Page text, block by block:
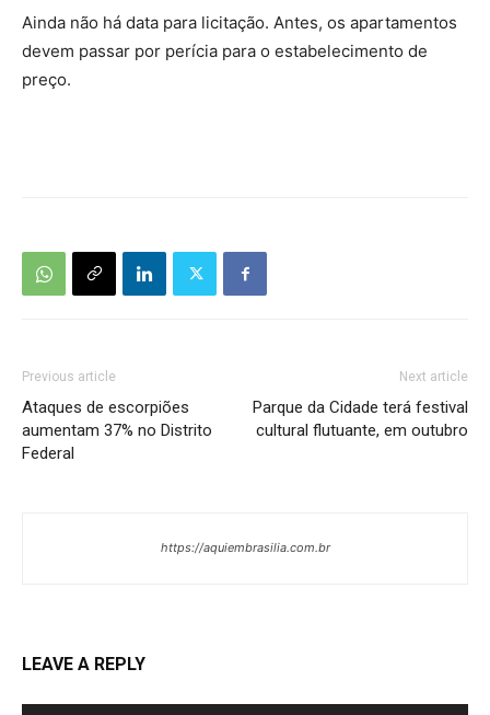
Ainda não há data para licitação. Antes, os apartamentos
devem passar por perícia para o estabelecimento de
preço.
Previous article
Ataques de escorpiões
aumentam 37% no Distrito
Federal
Next article
Parque da Cidade terá festival
cultural flutuante, em outubro
https://aquiembrasilia.com.br
LEAVE A REPLY